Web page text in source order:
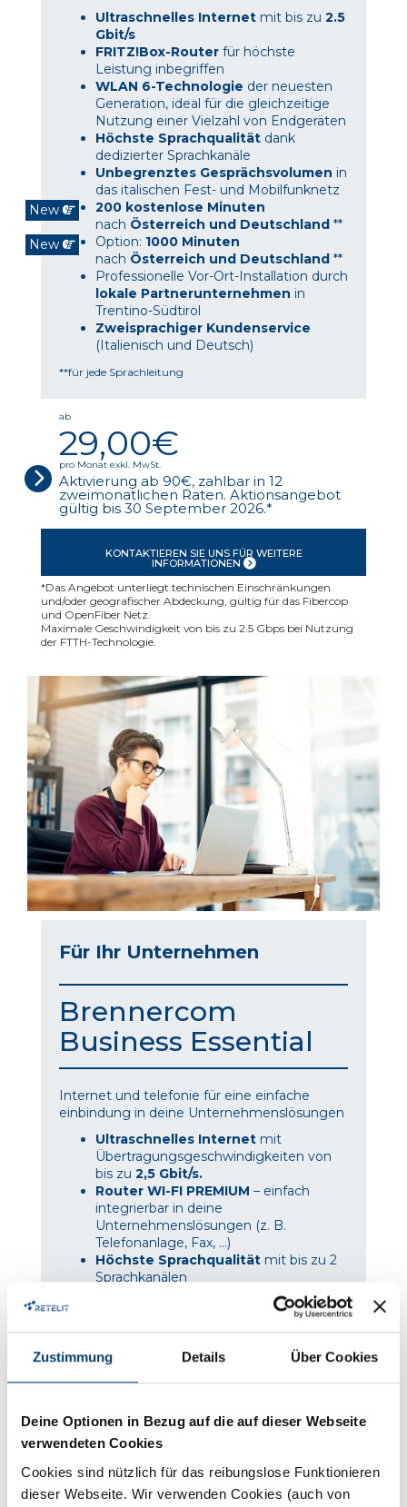
Zustimmung Details Über Cookies
Deine Optionen in Bezug auf die auf dieser Webseite
verwendeten Cookies
Cookies sind nützlich für das reibungslose Funktionieren
dieser Webseite. Wir verwenden Cookies (auch von
Ultraschnelles Internet mit bis zu 2.5
Gbit/s
FRITZ!Box-Router für höchste
Leistung inbegriffen
WLAN 6-Technologie der neuesten
Generation, ideal für die gleichzeitige
Nutzung einer Vielzahl von Endgeräten
Höchste Sprachqualität dank
dedizierter Sprachkanäle
Unbegrenztes Gesprächsvolumen in
das italischen Fest- und Mobilfunknetz
New
200 kostenlose Minuten
nach Österreich und Deutschland **
New
Option: 1000 Minuten
nach Österreich und Deutschland **
Professionelle Vor-Ort-Installation durch
lokale Partnerunternehmen in
Trentino-Südtirol
Zweisprachiger Kundenservice
(Italienisch und Deutsch)
**für jede Sprachleitung
ab
29,00€
pro Monat exkl. MwSt.
Aktivierung ab 90€, zahlbar in 12
zweimonatlichen Raten. Aktionsangebot
gültig bis 30 September 2026.*
KONTAKTIEREN SIE UNS FÜR WEITERE
INFORMATIONEN
*Das Angebot unterliegt technischen Einschränkungen
und/oder geografischer Abdeckung, gültig für das Fibercop
und OpenFiber Netz.
Maximale Geschwindigkeit von bis zu 2.5 Gbps bei Nutzung
der FTTH-Technologie.
Für Ihr Unternehmen
Brennercom
Business Essential
Internet und telefonie für eine einfache
einbindung in deine Unternehmenslösungen
Ultraschnelles Internet mit
Übertragungsgeschwindigkeiten von
bis zu 2,5 Gbit/s.
Router WI-FI PREMIUM – einfach
integrierbar in deine
Unternehmenslösungen (z. B.
Telefonanlage, Fax, ...)
Höchste Sprachqualität mit bis zu 2
Sprachkanälen
Unbegrenztes Gesprächsvolumen
in
das italischen Fest- und Mobilfunknetz
New
200 kostenlose Minuten
Österreich und Deutschland
New
Option:
1000 Minuten
nachÖsterreich und Deutschland**
lokale Partnerunternehmen
Zweisprachiger Kundenservice
Italienisch und Deutsch – immer an
deiner Seite.
**für jede Sprachleitung